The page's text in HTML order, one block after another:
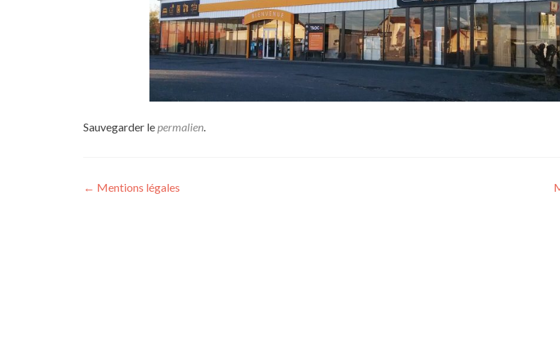
Sauvegarder le permalien
Navigation des articles
← Mentions légales